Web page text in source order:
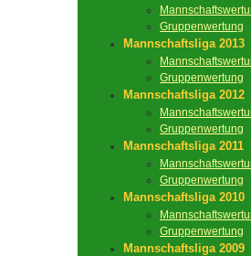
Gruppenwertung
Mannschaftsliga 2013
Gruppenwertung
Mannschaftsliga 2012
Gruppenwertung
Mannschaftsliga 2011
Gruppenwertung
Mannschaftsliga 2010
Gruppenwertung
Mannschaftsliga 2009